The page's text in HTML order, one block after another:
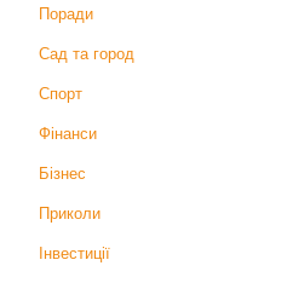
Поради
Сад та город
Спорт
Фінанси
Бізнес
Приколи
Інвестиції